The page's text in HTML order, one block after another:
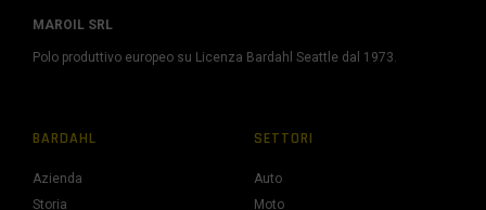
MAROIL SRL
Polo produttivo europeo su Licenza Bardahl Seattle dal 1973.
BARDAHL
Azienda
Storia
SETTORI
Auto
Moto